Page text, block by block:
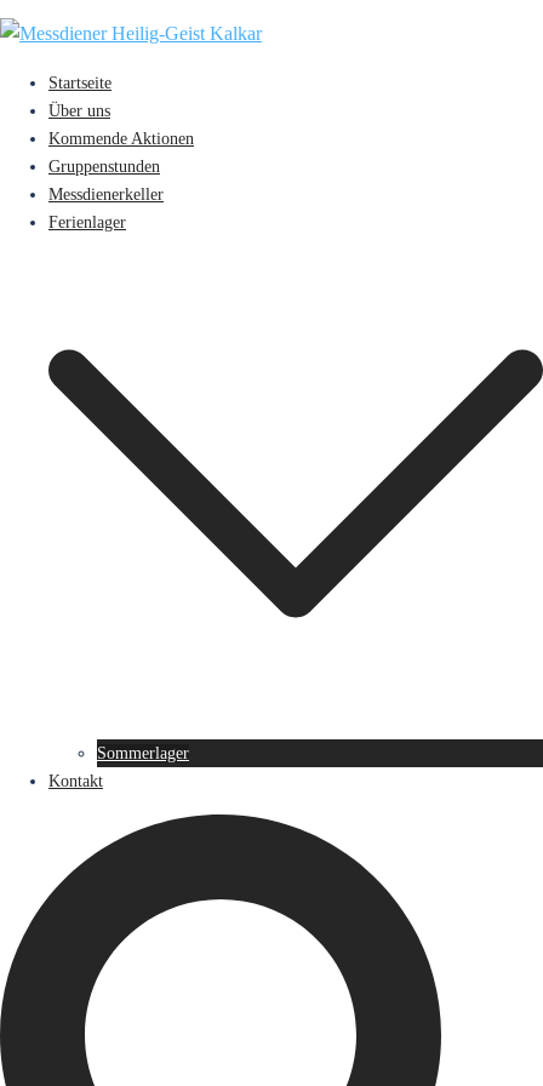
Zum
Inhalt
springenStartseite
Über uns
Kommende Aktionen
Gruppenstunden
Messdienerkeller
Ferienlager
Sommerlager
Kontakt